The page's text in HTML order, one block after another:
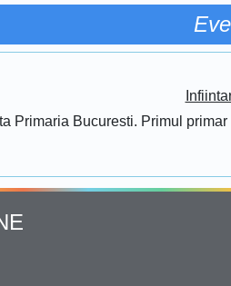
Primaria Bucuresti. Primul